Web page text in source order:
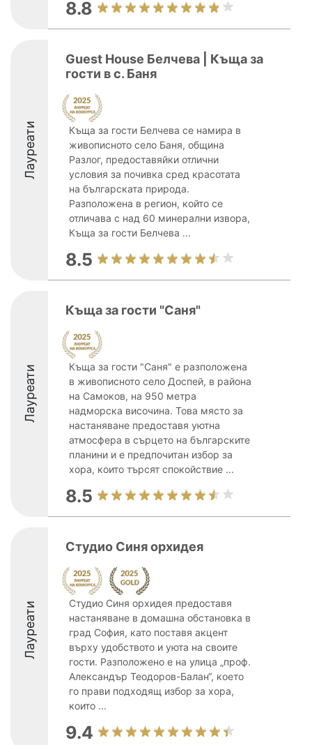
8.8
Лауреати
Guest House Белчева | Къща за
гости в с. Баня
Къща за гости Белчева се намира в
живописното село Баня, община
Разлог, предоставяйки отлични
условия за почивка сред красотата
на българската природа.
Разположена в регион, който се
отличава с над 60 минерални извора,
Къща за гости Белчева ...
8.5
Лауреати
Къща за гости "Саня"
Къща за гости "Саня" е разположена
в живописното село Доспей, в района
на Самоков, на 950 метра
надморска височина. Това място за
настаняване предоставя уютна
атмосфера в сърцето на българските
планини и е предпочитан избор за
хора, които търсят спокойствие ...
8.5
Лауреати
Студио Синя орхидея
Студио Синя орхидея предоставя
настаняване в домашна обстановка в
град София, като поставя акцент
върху удобството и уюта на своите
гости. Разположено е на улица „проф.
Александър Теодоров-Балан“, което
го прави подходящ избор за хора,
които ...
9.4